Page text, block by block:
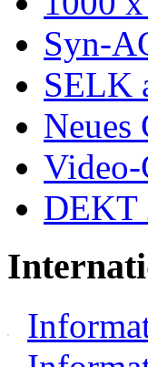
Syn-
SELK
Neues
Video-
DEKT